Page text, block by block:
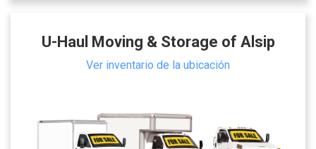
U-Haul Moving & Storage of Alsip
Ver inventario de la ubicación